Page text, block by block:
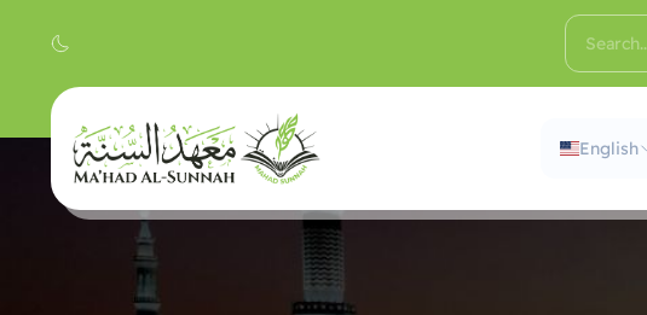
English